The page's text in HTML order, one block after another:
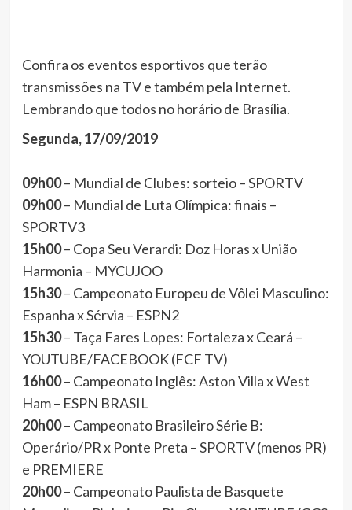
Confira os eventos esportivos que terão
transmissões na TV e também pela Internet.
Lembrando que todos no horário de Brasília.
Segunda, 17/09/2019
09h00– Mundial de Clubes: sorteio – SPORTV
09h00– Mundial de Luta Olímpica: finais –
SPORTV3
15h00– Copa Seu Verardi: Doz Horas x União
Harmonia – MYCUJOO
15h30– Campeonato Europeu de Vôlei Masculino:
Espanha x Sérvia – ESPN2
15h30– Taça Fares Lopes: Fortaleza x Ceará –
YOUTUBE/FACEBOOK (FCF TV)
16h00– Campeonato Inglês: Aston Villa x West
Ham – ESPN BRASIL
20h00– Campeonato Brasileiro Série B:
Operário/PR x Ponte Preta – SPORTV (menos PR)
e PREMIERE
20h00– Campeonato Paulista de Basquete